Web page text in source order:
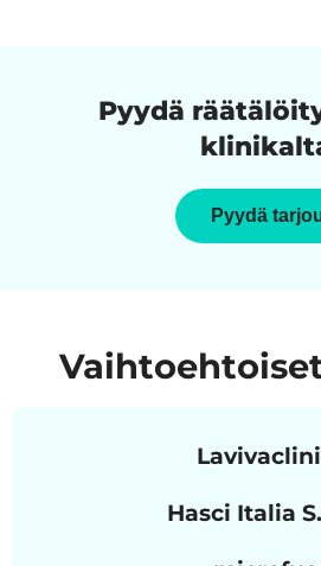
Pyydä
Pyydä
Hasci Italia